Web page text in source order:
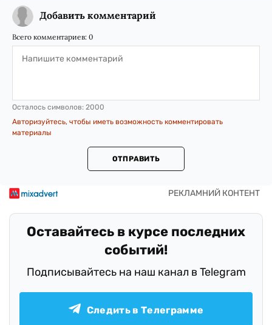
Добавить комментарий
Всего комментариев: 0
Осталось символов: 2000
Авторизуйтесь, чтобы иметь возможность комментировать
материалы
ОТПРАВИТЬ
Оставайтесь в курсе последних
событий!
Подписывайтесь на наш канал в Telegram
Следить в Телеграмме